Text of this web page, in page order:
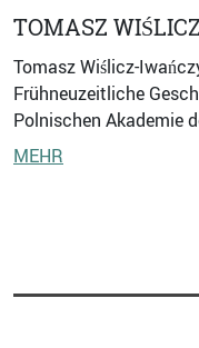
TOMASZ
Tomasz Wiślicz-
Frühneuzeitliche
Polnischen Akademie
MEHR